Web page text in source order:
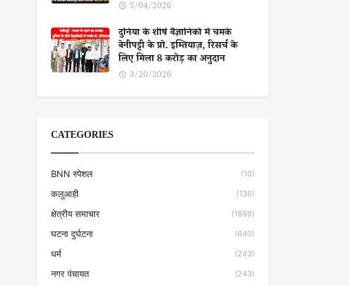
5/04/2026
दुनिया के शीर्ष वैज्ञानिकों में चमके
बेनीपट्टी के प्रो. इम्तियाज़, रिसर्च के
लिए मिला 8 करोड़ का अनुदान
3/20/2026
CATEGORIES
BNN स्पेशल (10)
कलुआही (136)
क्षेत्रीय समाचार (1899)
घटना दुर्घटना (640)
धर्म (243)
नगर पंचायत (243)